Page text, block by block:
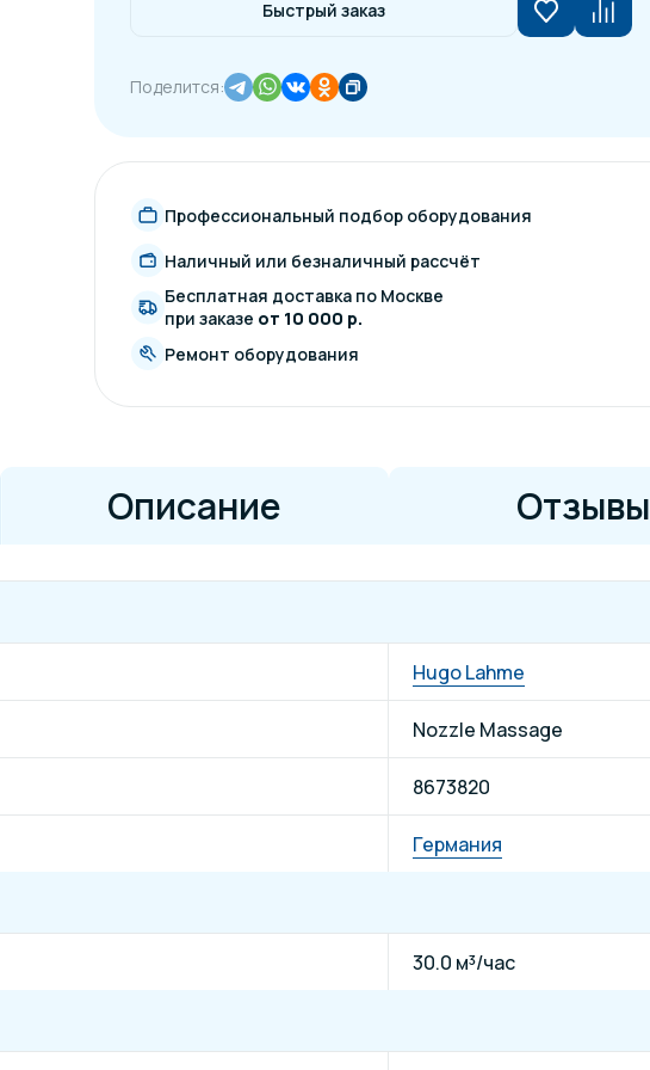
Быстрый заказ
Поделится:
Профессиональный подбор оборудования
Наличный или безналичный рассчёт
Бесплатная доставка по Москве
при заказе от 10 000 р.
Ремонт оборудования
Описание Отзывы
Hugo Lahme
Nozzle Massage
8673820
Германия
30.0 м³/час